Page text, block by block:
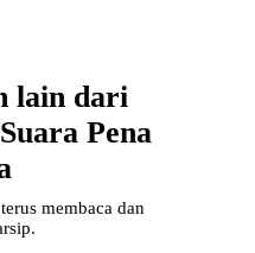
lain dari
Pena
membaca dan